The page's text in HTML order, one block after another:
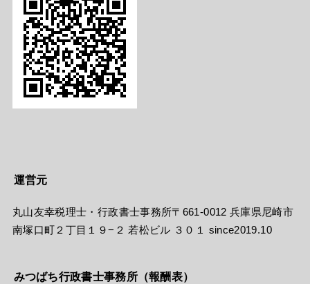
運営元
丸山友幸税理士・行政書士事務所〒661-0012 兵庫県尼崎市
南塚口町２丁目１９−２ 若松ビル ３０１ since2019.10
みつばち行政書士事務所（報酬表）